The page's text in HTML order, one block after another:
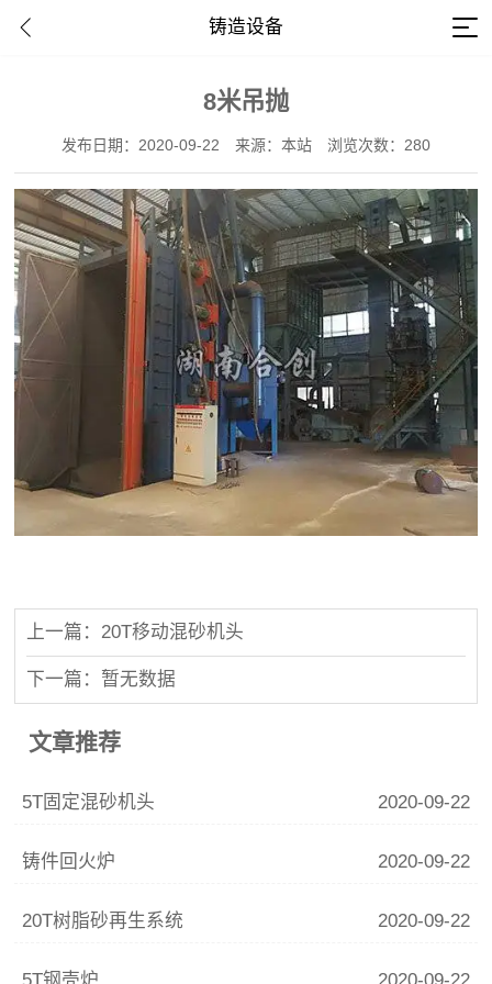
铸造设备
8米吊抛
发布日期：2020-09-22 来源：本站 浏览次数：280
上一篇：20T移动混砂机头
下一篇：暂无数据
文章推荐
5T固定混砂机头 2020-09-22
铸件回火炉 2020-09-22
20T树脂砂再生系统 2020-09-22